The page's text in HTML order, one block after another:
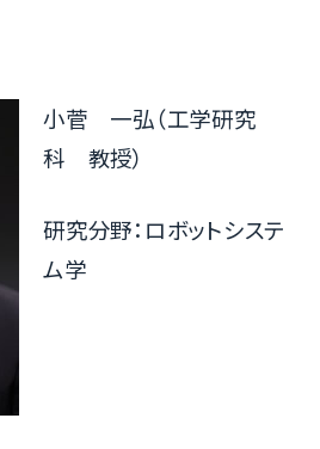
小菅 一弘（工学研究
科 教授）
研究分野：ロボットシステ
ム学